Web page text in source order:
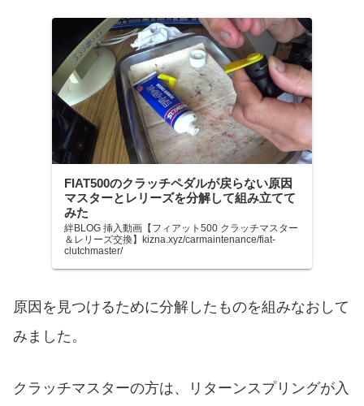
FIAT500のクラッチペダルが戻らない原因
マスターとレリーズを分解して組み立てて
みた
絆BLOG 挿入動画【フィアット500 クラッチマスター
＆レリーズ交換】kizna.xyz/carmaintenance/fiat-
clutchmaster/
原因を見つけるために分解したものを組みなおして
みました。
クラッチマスターの方は、リターンスプリングが入